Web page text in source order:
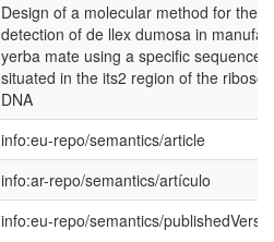
Design of a molecular method for the
detection of de llex dumosa in
yerba mate using a specific sequence
situated in the its2 region of the
DNA
info:eu-repo/semantics/article
info:ar-repo/semantics/artículo
info:eu-repo/semantics/